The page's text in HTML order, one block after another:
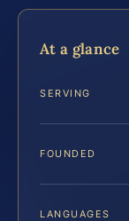
At a glance
SERVING
FOUNDED
LANGUAGES